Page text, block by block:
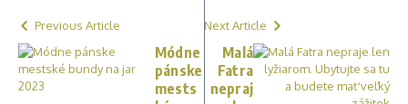
Previous Article
Módne
pánske
mests
Next Article
Malá
Fatra
nepraj